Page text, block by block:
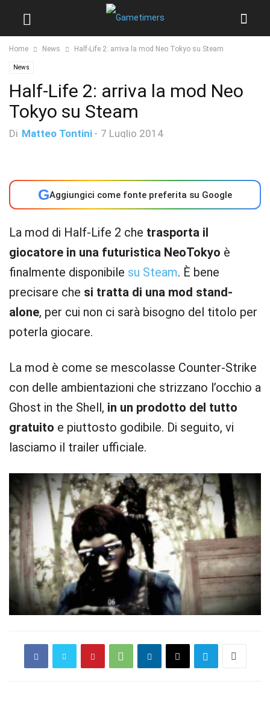
Home News Half-Life 2: arriva la mod Neo Tokyo su Steam
News
Half-Life 2: arriva la mod Neo
Tokyo su Steam
Di Matteo Tontini - 7 Luglio 2014
GAggiungici come fonte preferita su Google
La mod di Half-Life 2 che trasporta il
giocatore in una futuristica NeoTokyo è
finalmente disponibile su Steam. È bene
precisare che si tratta di una mod stand-
alone, per cui non ci sarà bisogno del titolo per
poterla giocare.
La mod è come se mescolasse Counter-Strike
con delle ambientazioni che strizzano l’occhio a
Ghost in the Shell, in un prodotto del tutto
gratuito e piuttosto godibile. Di seguito, vi
lasciamo il trailer ufficiale.